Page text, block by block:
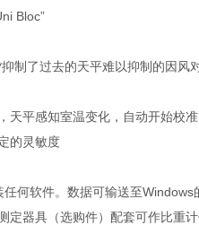
Bloc”
制了过去的天平难以抑制的因
天平感知室温变化，自动开始校
的灵敏度
何软件。数据可输送至Windows
定器具（选购件）配套可作比重